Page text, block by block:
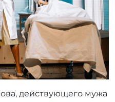
действующего мужа